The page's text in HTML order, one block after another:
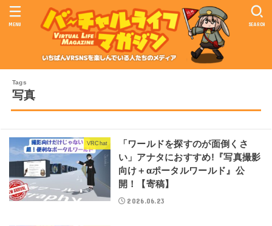
SEARCH
MENU
写真
VRChat
「ワールドを探すのが面倒くさ
い」アナタにおすすめ!『写真撮影
向け＋αポータルワールド』公
開！【寄稿】
2026.06.23